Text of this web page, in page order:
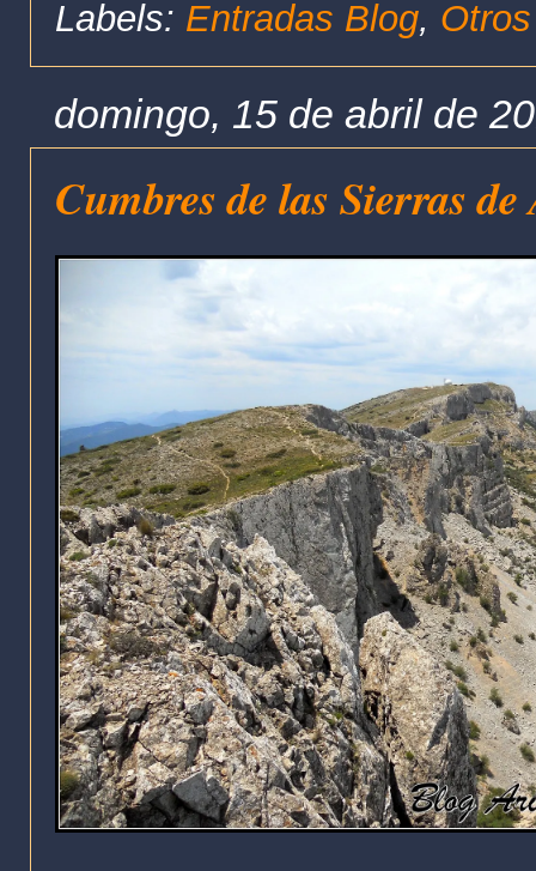
Labels: Entradas Blog, Otros
domingo, 15 de abril de
Cumbres de las Sierras